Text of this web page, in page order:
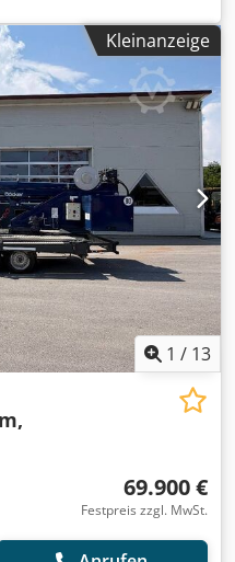
Diesel, Farbe:Weiß,
mechanisch,
3.500 mm
, Baujahr:
Anhängerkupplung, Kran,
Zentralverriegelung,
, Mobilkran von Klaas
Betriebsstunden: 2800
Amzea Fahrzeug ist
Kleinanzeige
1 / 13
69.900 €
Festpreis zzgl. MwSt.